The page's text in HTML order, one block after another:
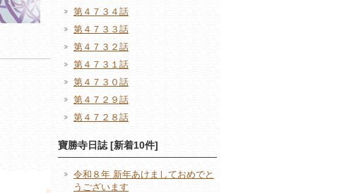
第４７３４話
第４７３３話
第４７３２話
第４７３１話
第４７３０話
第４７２９話
第４７２８話
寶勝寺日誌 [新着10件]
令和８年 新年あけましておめでと
うございます